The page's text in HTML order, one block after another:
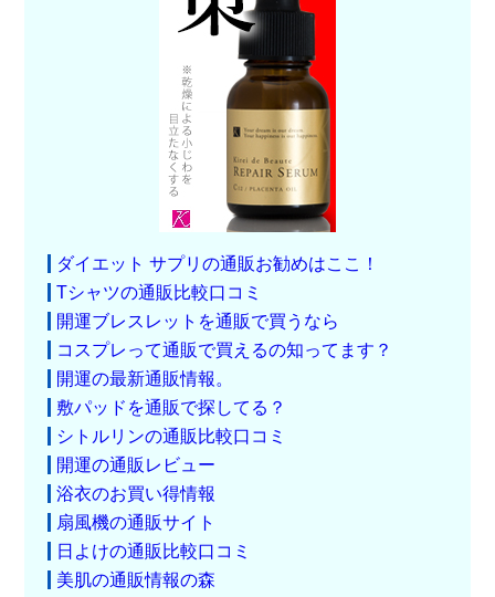
ダイエット サプリの通販お勧めはここ！
Tシャツの通販比較口コミ
開運ブレスレットを通販で買うなら
コスプレって通販で買えるの知ってます？
開運の最新通販情報。
敷パッドを通販で探してる？
シトルリンの通販比較口コミ
開運の通販レビュー
浴衣のお買い得情報
扇風機の通販サイト
日よけの通販比較口コミ
美肌の通販情報の森